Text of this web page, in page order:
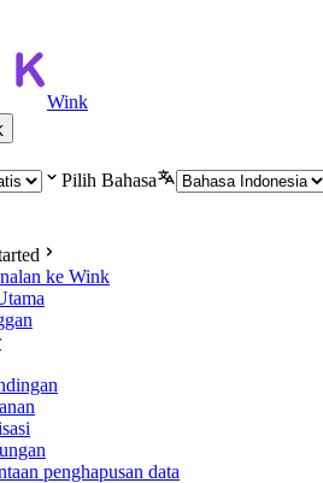
Wink
Pilih Bahasa
ke Wink
penghapusan data